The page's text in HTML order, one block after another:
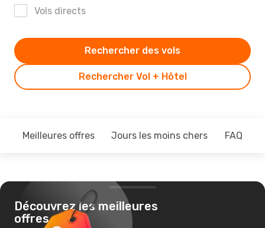
Vols directs
Rechercher Vol + Hôtel
Rechercher des vols
Meilleures offres Jours les moins chers FAQ
Découvrez les meilleures
offres